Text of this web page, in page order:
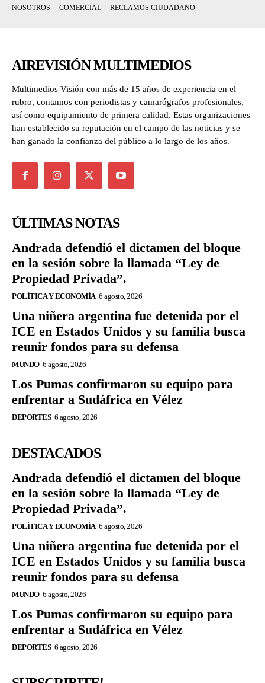
NOSOTROS COMERCIAL RECLAMOS CIUDADANO
AIREVISIÓN MULTIMEDIOS
Multimedios Visión con más de 15 años de experiencia en el
rubro, contamos con periodistas y camarógrafos profesionales,
así como equipamiento de primera calidad. Estas organizaciones
han establecido su reputación en el campo de las noticias y se
han ganado la confianza del público a lo largo de los años.
ÚLTIMAS NOTAS
Andrada defendió el dictamen del bloque
en la sesión sobre la llamada “Ley de
Propiedad Privada”.
POLÍTICA Y ECONOMÍA 6 agosto, 2026
Una niñera argentina fue detenida por el
ICE en Estados Unidos y su familia busca
reunir fondos para su defensa
MUNDO 6 agosto, 2026
Los Pumas confirmaron su equipo para
enfrentar a Sudáfrica en Vélez
DEPORTES 6 agosto, 2026
DESTACADOS
Andrada defendió el dictamen del bloque
en la sesión sobre la llamada “Ley de
Propiedad Privada”.
POLÍTICA Y ECONOMÍA 6 agosto, 2026
Una niñera argentina fue detenida por el
ICE en Estados Unidos y su familia busca
reunir fondos para su defensa
MUNDO 6 agosto, 2026
Los Pumas confirmaron su equipo para
enfrentar a Sudáfrica en Vélez
DEPORTES 6 agosto, 2026